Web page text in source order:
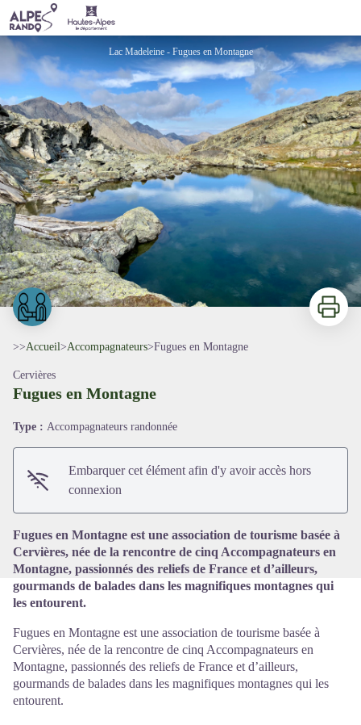
Fugues en Montagne
Lac Madeleine - Fugues en Montagne
Voir l'image en plein écran
Imprimer
>>Accueil>Accompagnateurs>Fugues en Montagne
Cervières
Fugues en Montagne
Type : Accompagnateurs randonnée
Embarquer cet élément afin d'y avoir accès hors
connexion
Fugues en Montagne est une association de tourisme basée à
Cervières, née de la rencontre de cinq Accompagnateurs en
Montagne, passionnés des reliefs de France et d’ailleurs,
gourmands de balades dans les magnifiques montagnes qui
les entourent.
Fugues en Montagne est une association de tourisme basée à
Cervières, née de la rencontre de cinq Accompagnateurs en
Montagne, passionnés des reliefs de France et d’ailleurs,
gourmands de balades dans les magnifiques montagnes qui les
entourent.